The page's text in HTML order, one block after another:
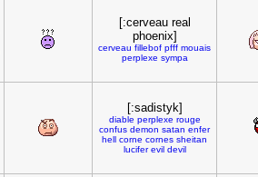
[:cerveau real
phoenix]
cerveau fillebof pfff mouais
perplexe sympa
[:sadistyk]
diable perplexe rouge
confus demon satan enfer
hell corne cornes sheitan
lucifer evil devil